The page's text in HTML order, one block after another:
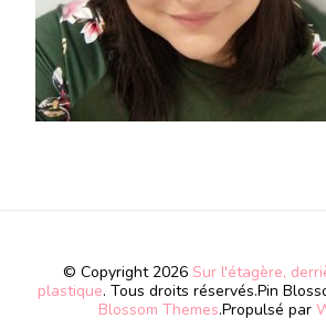
© Copyright 2026 Sur l'étagère,
plastique. Tous droits réservés.Pin
Blossom Themes.Propulsé par